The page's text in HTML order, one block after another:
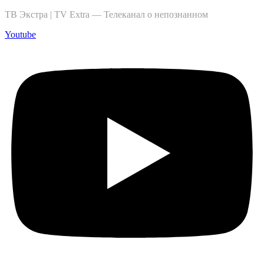
ТВ Экстра | TV Extra — Телеканал о непознанном
Youtube